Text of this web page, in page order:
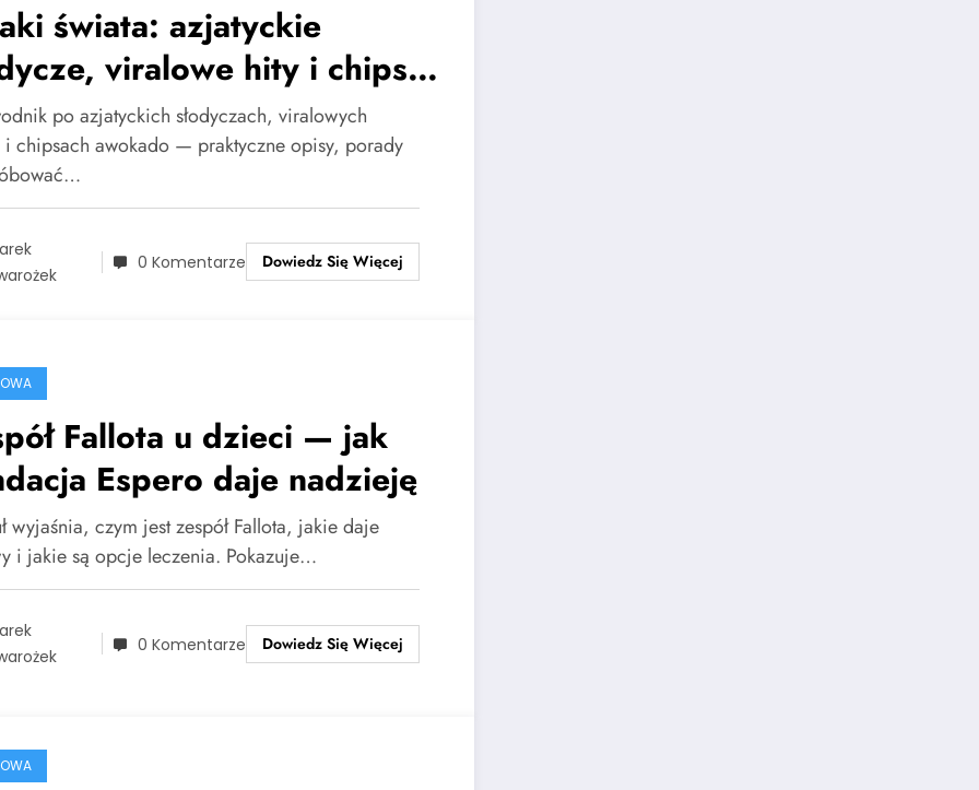
świata: azjatyckie
viralowe hity i chipsy
po azjatyckich słodyczach, viralowych
i chipsach awokado — praktyczne opisy, porady
0 Komentarze Dowiedz Się Więcej
Fallota u dzieci — jak
Espero daje nadzieję
wyjaśnia, czym jest zespół Fallota, jakie daje
i jakie są opcje leczenia. Pokazuje…
0 Komentarze Dowiedz Się Więcej